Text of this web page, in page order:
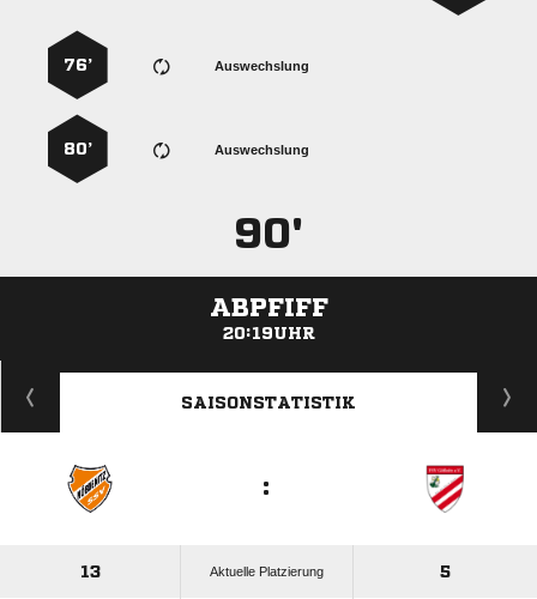
Auswechslung
76’
Auswechslung
80’
90'
ABPFIFF
20:19UHR
ANZEIGE
SAISONSTATISTIK
:
13 Aktuelle Platzierung 5